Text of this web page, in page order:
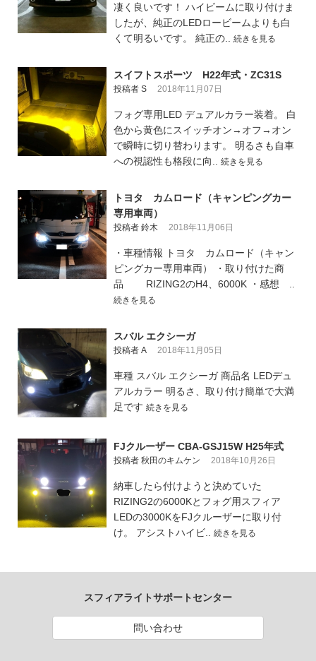
凄く良いです！ ハイビームに取り付けま
したが、純正のLEDロービームよりも白
くて明るいです。 純正の.. 続きを見る
スイフトスポーツ H22年式・ZC31S
投稿者 S 2018年11月07日
フォグ専用LED デュアルカラー装着。 白
色から黄色にスイッチオン→オフ→オン
で瞬時に切り替わります。 明るさも自車
への視認性も格段に向.. 続きを見る
トヨタ カムロード（キャンピングカー
専用車両）
投稿者 鈴木 2018年11月06日
・車種情報 トヨタ カムロード（キャン
ピングカー専用車両） ・取り付けた商
品 RIZING2のH4、6000K ・感想 ..
続きを見る
スバル エクシーガ
投稿者 A 2018年11月05日
車種 スバル エクシーガ 商品名 LEDデュ
アルカラー 明るさ、取り付け簡単で大満
足です 続きを見る
FJクルーザー CBA-GSJ15W H25年式
投稿者 秋田のキムケン 2018年10月26日
納車したら付けようと決めていた
RIZING2の6000Kとフォグ用スフィア
LEDの3000KをFJクルーザーに取り付
け。 アシストハイビ.. 続きを見る
スフィアライトサポートセンター
問い合わせ